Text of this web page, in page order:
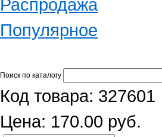
Распродажа
Популярное
Поиск по каталогу
Код товара: 327601
Цена: 170.00 руб.